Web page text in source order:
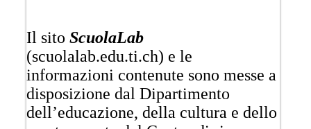
Il sito ScuolaLab
(scuolalab.edu.ti.ch) e le
informazioni contenute sono messe a
disposizione dal Dipartimento
dell’educazione, della cultura e dello